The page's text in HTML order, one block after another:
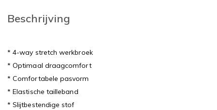
Beschrijving
* 4-way stretch werkbroek
* Optimaal draagcomfort
* Comfortabele pasvorm
* Elastische tailleband
* Slijtbestendige stof